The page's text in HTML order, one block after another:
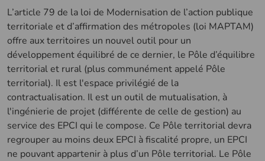
L’article 79 de la loi de Modernisation de l’action publique
territoriale et d’affirmation des métropoles (loi MAPTAM)
offre aux territoires un nouvel outil pour un
développement équilibré de ce dernier, le Pôle d’équilibre
territorial et rural (plus communément appelé Pôle
territorial). Il est l'espace privilégié de la
contractualisation. Il est un outil de mutualisation, à
l'ingénierie de projet (différente de celle de gestion) au
service des EPCI qui le compose. Ce Pôle territorial devra
regrouper au moins deux EPCI à fiscalité propre, un EPCI
ne pouvant appartenir à plus d’un Pôle territorial. Le Pôle